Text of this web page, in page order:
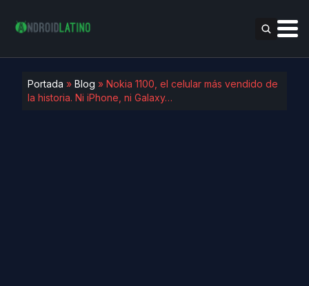
Portada » Blog » Nokia 1100, el celular más vendido de
la historia. Ni iPhone, ni Galaxy…